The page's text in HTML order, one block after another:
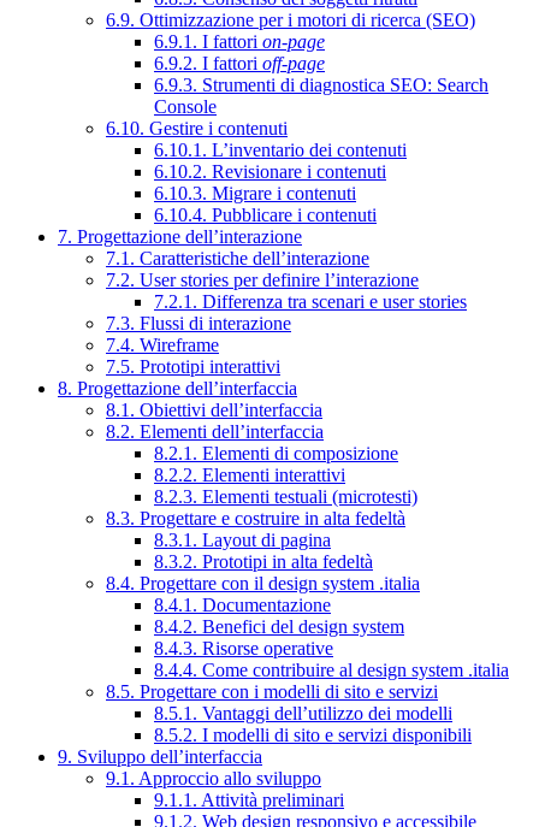
6.9. Ottimizzazione per i motori di ricerca (SEO)
6.9.1. I fattori on-page
6.9.2. I fattori off-page
6.9.3. Strumenti di diagnostica SEO: Search
Console
6.10. Gestire i contenuti
6.10.1. L’inventario dei contenuti
6.10.2. Revisionare i contenuti
6.10.3. Migrare i contenuti
6.10.4. Pubblicare i contenuti
7. Progettazione dell’interazione
7.1. Caratteristiche dell’interazione
7.2. User stories per definire l’interazione
7.2.1. Differenza tra scenari e user stories
7.3. Flussi di interazione
7.4. Wireframe
7.5. Prototipi interattivi
8. Progettazione dell’interfaccia
8.1. Obiettivi dell’interfaccia
8.2. Elementi dell’interfaccia
8.2.1. Elementi di composizione
8.2.2. Elementi interattivi
8.2.3. Elementi testuali (microtesti)
8.3. Progettare e costruire in alta fedeltà
8.3.1. Layout di pagina
8.3.2. Prototipi in alta fedeltà
8.4. Progettare con il design system .italia
8.4.1. Documentazione
8.4.2. Benefici del design system
8.4.3. Risorse operative
8.4.4. Come contribuire al design system .italia
8.5. Progettare con i modelli di sito e servizi
8.5.1. Vantaggi dell’utilizzo dei modelli
8.5.2. I modelli di sito e servizi disponibili
9. Sviluppo dell’interfaccia
9.1. Approccio allo sviluppo
9.1.1. Attività preliminari
9.1.2. Web design responsivo e accessibile